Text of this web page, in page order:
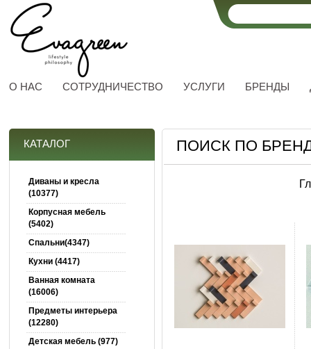
О НАС СОТРУДНИЧЕСТВО УСЛУГИ БРЕНДЫ
КАТАЛОГ
Диваны и кресла
(10377)
Корпусная мебель
(5402)
Спальни(4347)
Кухни (4417)
Ванная комната
(16006)
Предметы интерьера
(12280)
Детская мебель (977)
ПОИСК ПО